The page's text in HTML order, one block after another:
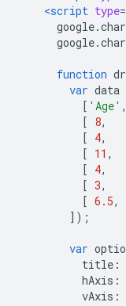
<script type=
google.
google.
function
var data
[ 'Age' ,
[ 8,
[ 4,
[ 11 ,
[ 4,
[ 3,
[ 6.5,
]);
var
title :
hAxis :
vAxis :